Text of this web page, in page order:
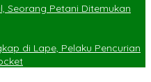
Seorang Petani Ditemukan
di Lape, Pelaku Pencurian